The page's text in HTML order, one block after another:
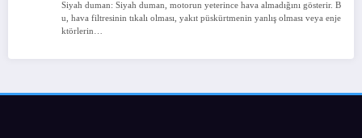
Siyah duman: Siyah duman, motorun yeterince hava almadığını gösterir. B
u, hava filtresinin tıkalı olması, yakıt püskürtmenin yanlış olması veya enje
ktörlerin…